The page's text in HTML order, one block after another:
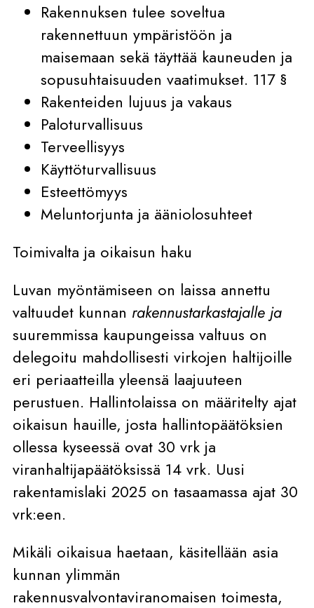
Rakennuksen tulee soveltua
rakennettuun ympäristöön ja
maisemaan sekä täyttää kauneuden ja
sopusuhtaisuuden vaatimukset. 117 §
Rakenteiden lujuus ja vakaus
Paloturvallisuus
Terveellisyys
Käyttöturvallisuus
Esteettömyys
Meluntorjunta ja ääniolosuhteet
Toimivalta ja oikaisun haku
Luvan myöntämiseen on laissa annettu
valtuudet kunnan rakennustarkastajalle ja
suuremmissa kaupungeissa valtuus on
delegoitu mahdollisesti virkojen haltijoille
eri periaatteilla yleensä laajuuteen
perustuen. Hallintolaissa on määritelty ajat
oikaisun hauille, josta hallintopäätöksien
ollessa kyseessä ovat 30 vrk ja
viranhaltijapäätöksissä 14 vrk. Uusi
rakentamislaki 2025 on tasaamassa ajat 30
vrk:een.
Mikäli oikaisua haetaan, käsitellään asia
kunnan ylimmän
rakennusvalvontaviranomaisen toimesta,